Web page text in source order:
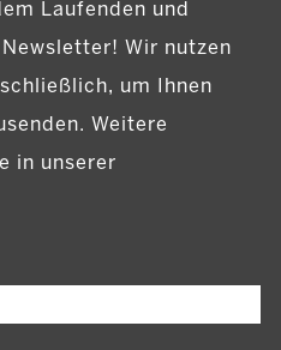
Laufenden und
Wir nutzen
um Ihnen
Weitere
in unserer